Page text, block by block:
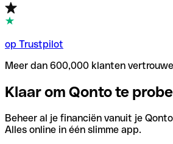
op Trustpilot
Meer dan 600,000 klanten
Klaar om Qonto te
Beheer al je financiën vanuit je
Alles online in één slimme app.